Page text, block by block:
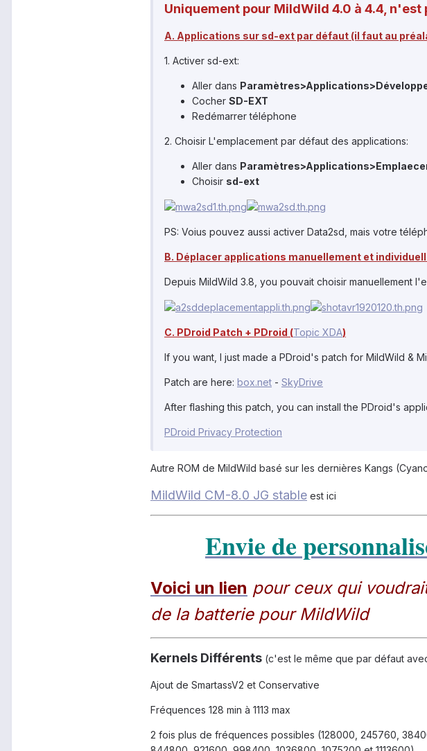
Uniquement pour MildWild 4.0 à 4.4,
A. Applications sur sd-ext par défaut (il faut au
1. Activer sd-ext:
Aller dans Paramètres
Cocher SD-EXT
Redémarrer téléphone
2. Choisir L'emplacement par défaut des applications:
Aller dans
Choisir sd-ext
PS: Voius pouvez aussi activer Data2sd, mais votre
B. Déplacer applications manuellement et
Depuis MildWild 3.8, you pouvait choisir manuellement
C. PDroid Patch + PDroid (Topic XDA)
If you want, I just made a PDroid's patch for MildWild &
Patch are here: box.net - SkyDrive
After flashing this patch, you can install the PDroid's
PDroid Privacy Protection
Autre ROM de MildWild basé sur les dernières Kangs
MildWild CM-8.0 JG stable est ici
Envie de
Voici un lien pour ceux qui
de la batteriepour MildWild
Kernels Différents (c'est le même que par défaut
Ajout de SmartassV2 et Conservative
Fréquences 128 min à 1113 max
2 fois plus de fréquences possibles (128000, 245760,